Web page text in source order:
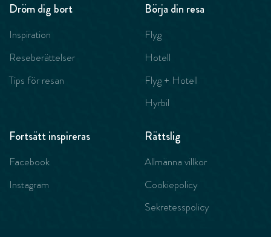
Dröm dig bort
Inspiration
Reseberättelser
Tips för resan
Börja din resa
Flyg
Hotell
Flyg + Hotell
Hyrbil
Fortsätt inspireras
Facebook
Instagram
Rättslig
Allmänna villkor
Cookiepolicy
Sekretesspolicy